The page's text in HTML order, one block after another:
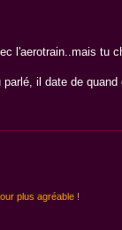
l'aerotrain..mais tu
il date de quand
plus agréable !